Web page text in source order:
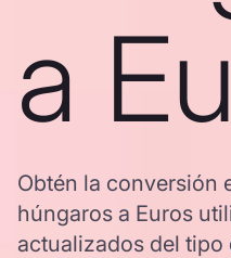
a
Obtén la conversión
húngaros a Euros
actualizados del tipo